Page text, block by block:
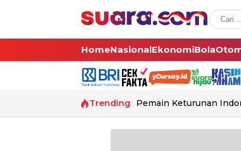
HomeNasionalEkonomiBola
Trending Pemain Keturunan